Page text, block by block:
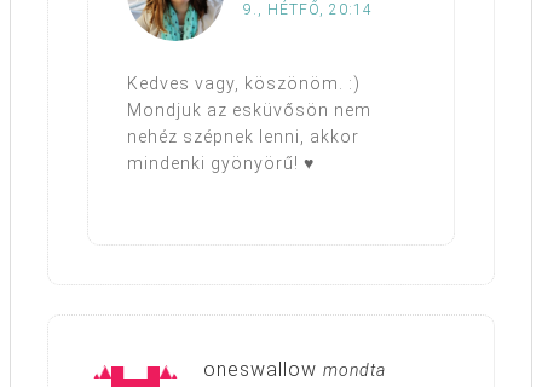
9., HÉTFŐ, 20:14
Kedves vagy, köszönöm. :)
Mondjuk az esküvősön nem
nehéz szépnek lenni, akkor
mindenki gyönyörű! ♥
oneswallow mondta